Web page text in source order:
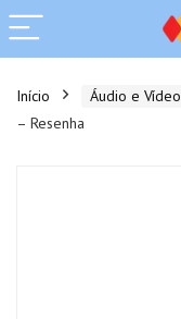
Início Áudio e Vídeo
– Resenha